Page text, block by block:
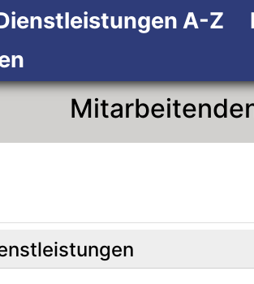
Zum Header
Zum Hauptinhalt
Zum Footer
A-Z